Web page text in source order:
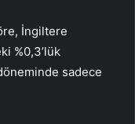
İngiltere
%0,3’lük
sadece